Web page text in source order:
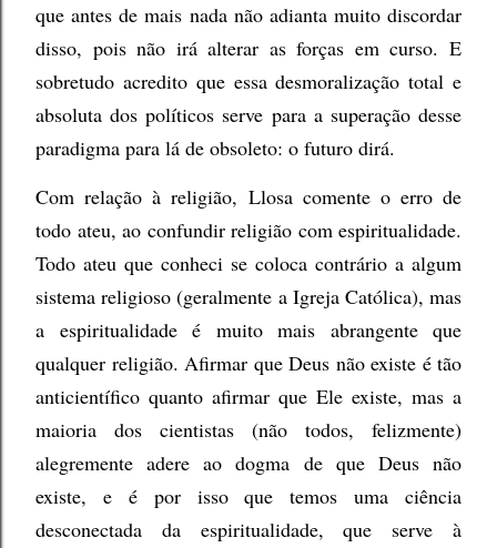
que antes de mais nada não adianta muito discordar
disso, pois não irá alterar as forças em curso. E
sobretudo acredito que essa desmoralização total e
absoluta dos políticos serve para a superação desse
paradigma para lá de obsoleto: o futuro dirá.
Com relação à religião, Llosa comente o erro de
todo ateu, ao confundir religião com espiritualidade.
Todo ateu que conheci se coloca contrário a algum
sistema religioso (geralmente a Igreja Católica), mas
a espiritualidade é muito mais abrangente que
qualquer religião. Afirmar que Deus não existe é tão
anticientífico quanto afirmar que Ele existe, mas a
maioria dos cientistas (não todos, felizmente)
alegremente adere ao dogma de que Deus não
existe, e é por isso que temos uma ciência
desconectada da espiritualidade, que serve à